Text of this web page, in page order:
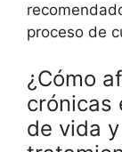
proceso de
¿Cómo
crónicas
de vida